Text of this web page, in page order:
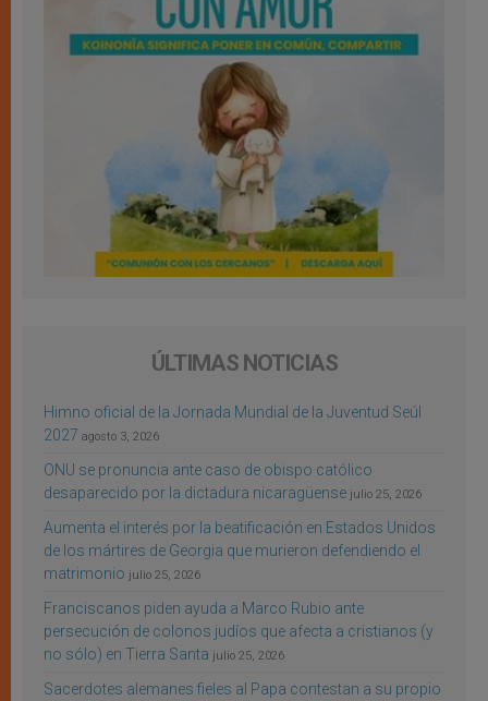
ÚLTIMAS NOTICIAS
Himno oficial de la Jornada Mundial de la Juventud Seúl
2027 agosto 3, 2026
ONU se pronuncia ante caso de obispo católico
desaparecido por la dictadura nicaragüense julio 25, 2026
Aumenta el interés por la beatificación en Estados Unidos
de los mártires de Georgia que murieron defendiendo el
matrimonio julio 25, 2026
Franciscanos piden ayuda a Marco Rubio ante
persecución de colonos judíos que afecta a cristianos (y
no sólo) en Tierra Santa julio 25, 2026
Sacerdotes alemanes fieles al Papa contestan a su propio